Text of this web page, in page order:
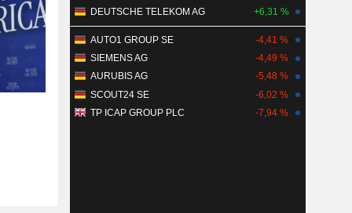
DEUTSCHE TELEKOM AG
+6,31 %
AUTO1 GROUP SE
-4,41 %
SIEMENS AG
-4,49 %
AURUBIS AG
-5,48 %
SCOUT24 SE
-6,02 %
TP ICAP GROUP PLC
-7,94 %